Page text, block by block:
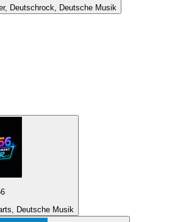
Deutschrock, Deutsche Musik
Deutsche Musik